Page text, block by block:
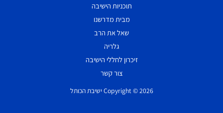
תוכניות הישיבה
מבית מדרשנו
שאל את הרב
גלריה
זיכרון לחללי הישיבה
צור קשר
Copyright © 2026 ישיבת הכותל